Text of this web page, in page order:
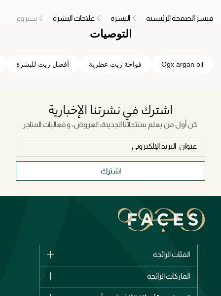
فيسز الصفحة الرئيسية البشرة علاجات البشرة سيروم
التوصيات
Ogx argan oil فواحة زيت عطرية أفضل زيت للبشرة
اشترك في نشرتنا الإخبارية
كن أول من يعلم بمنتجاتنا الجديدة، العروض، و فعاليات المتاجر.
اشترك
الفئات الرائجة
الماركات الرائجة